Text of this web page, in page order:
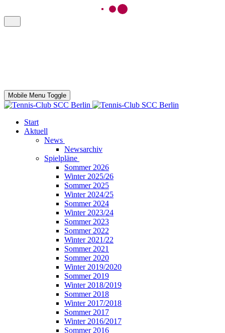
Mobile Menu Toggle
Start
Aktuell
News
Newsarchiv
Spielpläne
Sommer 2026
Winter 2025/26
Sommer 2025
Winter 2024/25
Sommer 2024
Winter 2023/24
Sommer 2023
Sommer 2022
Winter 2021/22
Sommer 2021
Sommer 2020
Winter 2019/2020
Sommer 2019
Winter 2018/2019
Sommer 2018
Winter 2017/2018
Sommer 2017
Winter 2016/2017
Sommer 2016